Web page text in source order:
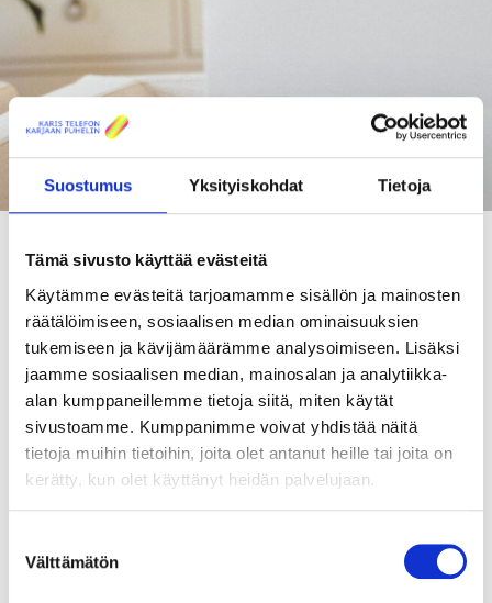
Suostumus Yksityiskohdat Tietoja
Tämä sivusto käyttää evästeitä
Käytämme evästeitä tarjoamamme sisällön ja mainosten
räätälöimiseen, sosiaalisen median ominaisuuksien
tukemiseen ja kävijämäärämme analysoimiseen. Lisäksi
jaamme sosiaalisen median, mainosalan ja analytiikka-
alan kumppaneillemme tietoja siitä, miten käytät
sivustoamme. Kumppanimme voivat yhdistää näitä
tietoja muihin tietoihin, joita olet antanut heille tai joita on
kerätty, kun olet käyttänyt heidän palvelujaan.
valinta
Välttämätön
KAIKKI AJANKOHTAISET
TILAA UUTISKIRJEEMME
Godare-kanava poistuu 31.
toukokuuta
TV-kanava Godare lopettaa lähetyksensä 31.5.2026 alkaen,
eikä se kuulu enää TV-valikoimaamme. Kanava on ollut
mukana muutamassa maksukanavapaketissamme, muun